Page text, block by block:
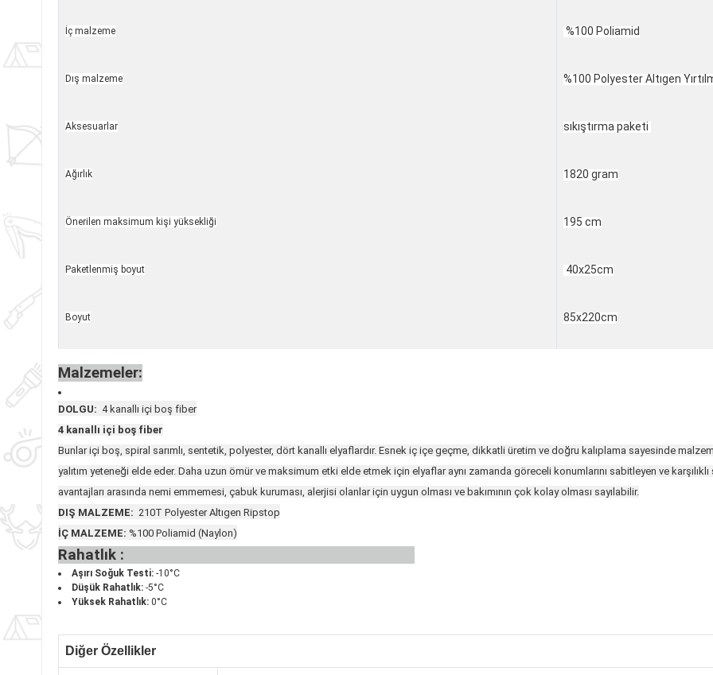
İç malzeme %100 Poliamid
Dış malzeme %100 Polyester Altıgen
Aksesuarlar sıkıştırma paketi
Ağırlık 1820 gram
Önerilen maksimum kişi yüksekliği 195 cm
Paketlenmiş boyut 40x25cm
Boyut 85x220cm
Malzemeler:
DOLGU: 4 kanallı içi boş fiber
4 kanallı içi boş fiber
Bunlar içi boş, spiral sarımlı, sentetik, polyester, dört kanallı elyaflardır. Esnek iç içe geçme, dikkatli üretim ve doğru kalıplama sayesinde
yalıtım yeteneği elde eder. Daha uzun ömür ve maksimum etki elde etmek için elyaflar aynı zamanda göreceli konumlarını sabitleyen ve
avantajları arasında nemi emmemesi, çabuk kuruması, alerjisi olanlar için uygun olması ve bakımının çok kolay olması sayılabilir.
DIŞ MALZEME: 210T Polyester Altıgen Ripstop
İÇ MALZEME: %100 Poliamid (Naylon)
Rahatlık :
Aşırı Soğuk Testi: -10°C
Düşük Rahatlık: -5°C
Yüksek Rahatlık: 0°C
Diğer Özellikler